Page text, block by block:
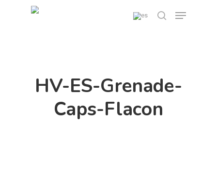
search
Menu
HV-ES-Grenade-
Caps-Flacon